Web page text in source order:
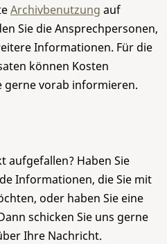
Archivbenutzung auf
Sie die Ansprechpersonen,
Informationen. Für die
können Kosten
gerne vorab informieren.
aufgefallen? Haben Sie
Informationen, die Sie mit
oder haben Sie eine
schicken Sie uns gerne
Ihre Nachricht.